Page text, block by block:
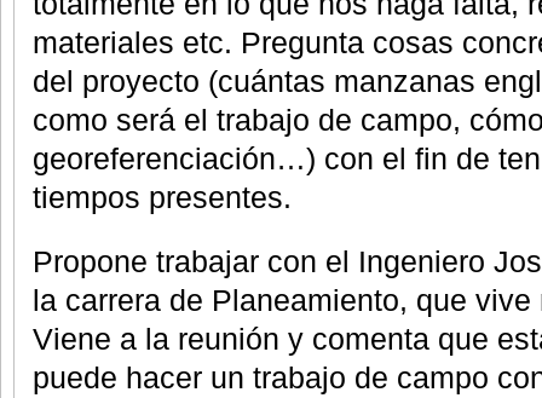
materiales etc. Pregunta cosas
del proyecto (cuántas manzanas
como será el trabajo de campo,
georeferenciación…) con el fin de
tiempos presentes.
Propone trabajar con el Ingeniero
la carrera de Planeamiento, que
Viene a la reunión y comenta que
puede hacer un trabajo de campo